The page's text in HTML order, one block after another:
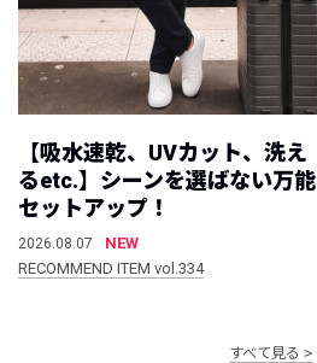
【吸水速乾、UVカット、洗え
るetc.】シーンを選ばない万能
セットアップ！
2026.08.07
NEW
RECOMMEND ITEM vol.334
すべて見る